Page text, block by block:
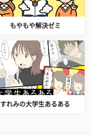
もやもや解決ゼミ
すれみの大学生あるある